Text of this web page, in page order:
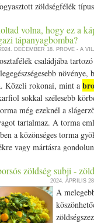
zöldségfélék
Ezek a zöldségek
kutatók szerint
volna, hogy ez a
tápanyagbomba?
DECEMBER 18. PROVE - A
családjába
növénye,
Közeli rokonai, mint a
sokkal szélesebb
még ezeknél a
tartalmaz. A torma
a közönséges torma
vagy mártásra
egy igazi
zöldség subji -
2024. ÁPRILIS
A